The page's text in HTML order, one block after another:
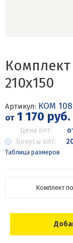
210х150
Артикул: КОМ
от1 170 руб.
Цена опт:
Бонусы опт:
Таблица размеров
Комплект